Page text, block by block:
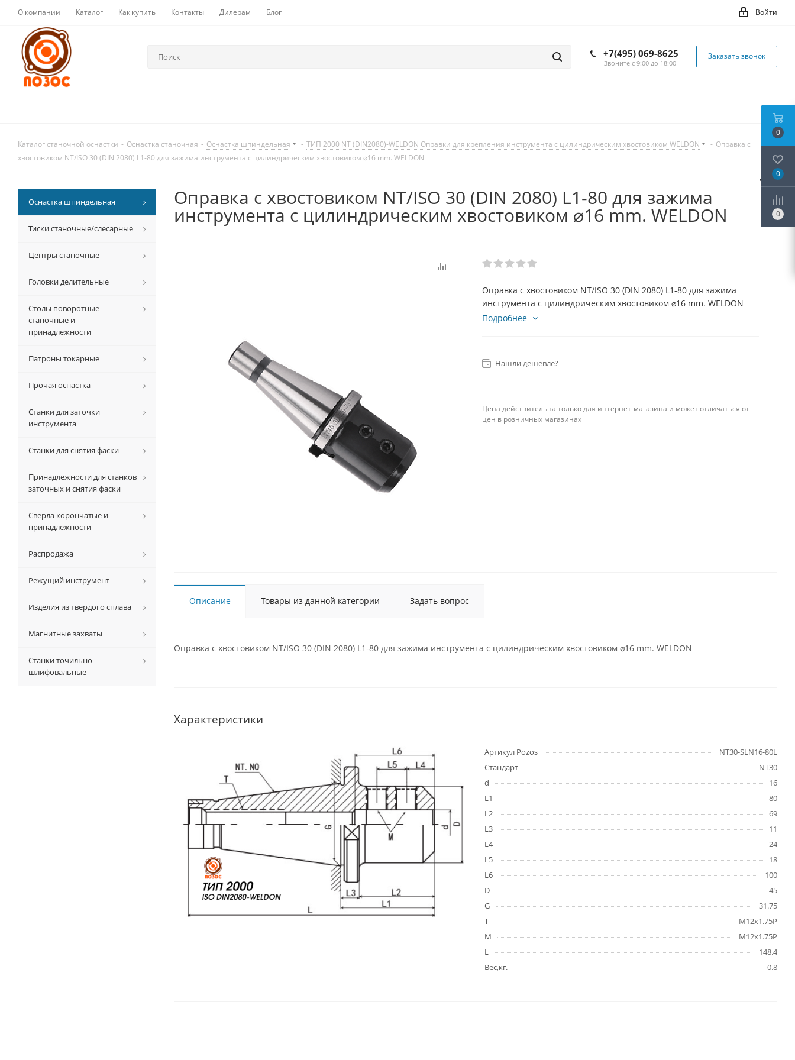
О компании Каталог Как купить Контакты Дилерам Блог Войти
+7(495) 069-8625
Звоните с 9:00 до 18:00
Заказать звонок
Каталог станочной оснастки - Оснастка станочная - Оснастка шпиндельная - ТИП 2000 NT (DIN2080)-WELDON Оправки для крепления инструмента с цилиндрическим хвостовиком WELDON - Оправка с
хвостовиком NT/ISO 30 (DIN 2080) L1-80 для зажима инструмента с цилиндрическим хвостовиком ⌀16 mm. WELDON
Оправка с хвостовиком NT/ISO 30 (DIN 2080) L1-80 для зажима
инструмента с цилиндрическим хвостовиком ⌀16 mm. WELDON
Оправка с хвостовиком NT/ISO 30 (DIN 2080) L1-80 для зажима
инструмента с цилиндрическим хвостовиком ⌀16 mm. WELDON
Подробнее
Нашли дешевле?
Цена действительна только для интернет-магазина и может отличаться от
цен в розничных магазинах
Описание Товары из данной категории Задать вопрос
Оправка с хвостовиком NT/ISO 30 (DIN 2080) L1-80 для зажима инструмента с цилиндрическим хвостовиком ⌀16 mm. WELDON
Характеристики
Артикул Pozos
NT30-SLN16-80L
Стандарт
NT30
d
16
L1
80
L2
69
L3
11
L4
24
L5
18
L6
100
D
45
G
31.75
T
M12x1.75P
M
M12x1.75P
L
148.4
Вес,кг.
0.8
Оснастка шпиндельная
Тиски станочные/слесарные
Центры станочные
Головки делительные
Столы поворотные
станочные и
принадлежности
Патроны токарные
Прочая оснастка
Станки для заточки
инструмента
Станки для снятия фаски
Принадлежности для станков
заточных и снятия фаски
Сверла корончатые и
принадлежности
Распродажа
Режущий инструмент
Изделия из твердого сплава
Магнитные захваты
Станки точильно-
шлифовальные
0
0
0